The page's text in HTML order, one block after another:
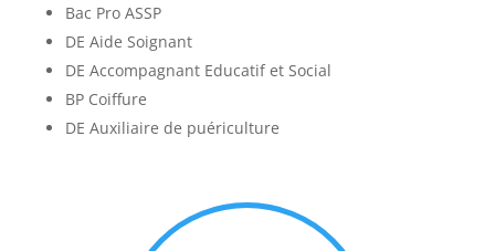
Bac Pro ASSP
DE Aide Soignant
DE Accompagnant Educatif et Social
BP Coiffure
DE Auxiliaire de puériculture